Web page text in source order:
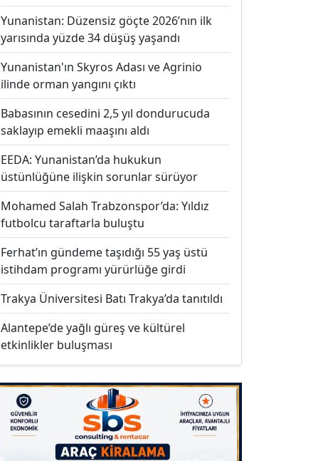
Yunanistan: Düzensiz göçte 2026’nın ilk
yarısında yüzde 34 düşüş yaşandı
Yunanistan'ın Skyros Adası ve Agrinio
ilinde orman yangını çıktı
Babasının cesedini 2,5 yıl dondurucuda
saklayıp emekli maaşını aldı
EEDA: Yunanistan’da hukukun
üstünlüğüne ilişkin sorunlar sürüyor
Mohamed Salah Trabzonspor’da: Yıldız
futbolcu taraftarla buluştu
Ferhat’ın gündeme taşıdığı 55 yaş üstü
istihdam programı yürürlüğe girdi
Trakya Üniversitesi Batı Trakya’da tanıtıldı
Alantepe’de yağlı güreş ve kültürel
etkinlikler buluşması